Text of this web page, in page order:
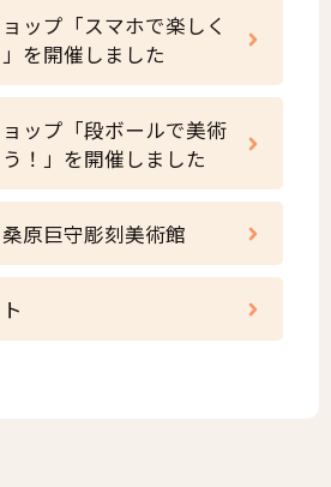
ップ「スマホで楽しく
を開催しました
ップ「段ボールで美術
！」を開催しました
原巨守彫刻美術館